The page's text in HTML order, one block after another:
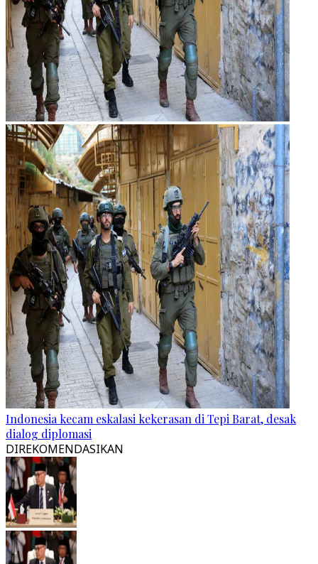
Indonesia kecam eskalasi kekerasan di Tepi Barat, desak
dialog diplomasi
DIREKOMENDASIKAN